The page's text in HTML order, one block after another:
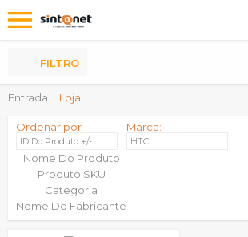
Entrada Loja
FILTRO
Ordenar por
ID Do Produto +/-
Nome Do Produto
Produto SKU
Categoria
Nome Do Fabricante
Marca:
HTC